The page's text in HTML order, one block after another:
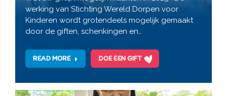
werking van Stichting Wereld Dorpen voor
Kinderen wordt grotendeels mogelijk gemaakt
door de giften, schenkingen en…
READ MORE DOE EEN GIFT